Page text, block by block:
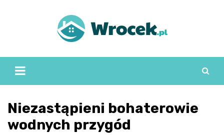
Niezastąpieni bohaterowie
wodnych przygód